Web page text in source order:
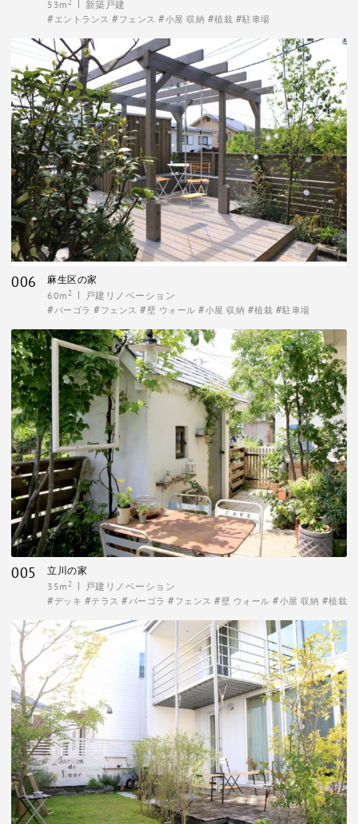
53m 2 新築戸建
エントランス フェンス 小屋 収納 植栽 駐車場
006
麻生区の家
60m 2 戸建リノベーション
パーゴラ フェンス 壁 ウォール 小屋 収納 植栽 駐車場
005
立川の家
35m 2 戸建リノベーション
デッキ テラス パーゴラ フェンス 壁 ウォール 小屋 収納 植栽